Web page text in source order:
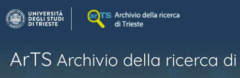
ArTS Archivio della ricerca di